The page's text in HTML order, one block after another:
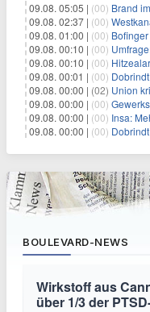
09.08. 05:05 | (00) Brand im
09.08. 02:37 | (00)
09.08. 01:00 | (00) Bofinger
09.08. 00:10 | (00) Umfrage:
09.08. 00:10 | (00)
09.08. 00:01 | (00) Dobrindt:
09.08. 00:00 | (02) Union
09.08. 00:00 | (00)
09.08. 00:00 | (00) Insa:
09.08. 00:00 | (00) Dobrindt
BOULEVARD-NEWS
Wirkstoff aus
über 1/3 der